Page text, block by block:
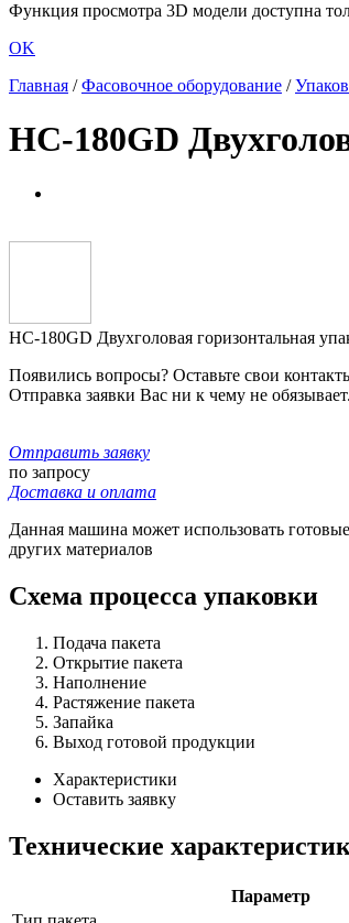
Функция просмотра 3D модели доступна
OK
Главная /Фасовочное оборудование /
HC-180GD
HC-180GD Двухголовая горизонтальная
Появились вопросы? Оставьте свои
Отправка заявки Вас ни к чему не обязывает.
Отправить заявку
по запросу
Доставка и оплата
Данная машина может использовать
других материалов
Схема процесса упаковки
Подача пакета
Открытие пакета
Наполнение
Растяжение пакета
Запайка
Выход готовой продукции
Характеристики
Оставить заявку
Технические
Параметр